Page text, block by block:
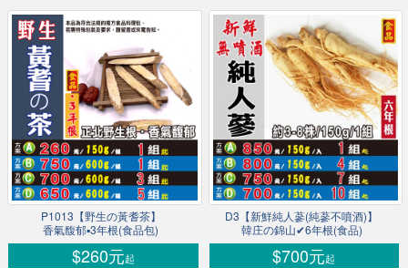
P1013【野生の黃耆茶】
香氣馥郁▪3年根(食品包)
$260元起
D3【新鮮純人蔘(純蔘不噴酒)】
韓庄の錦山✔6年根(食品)
$700元起